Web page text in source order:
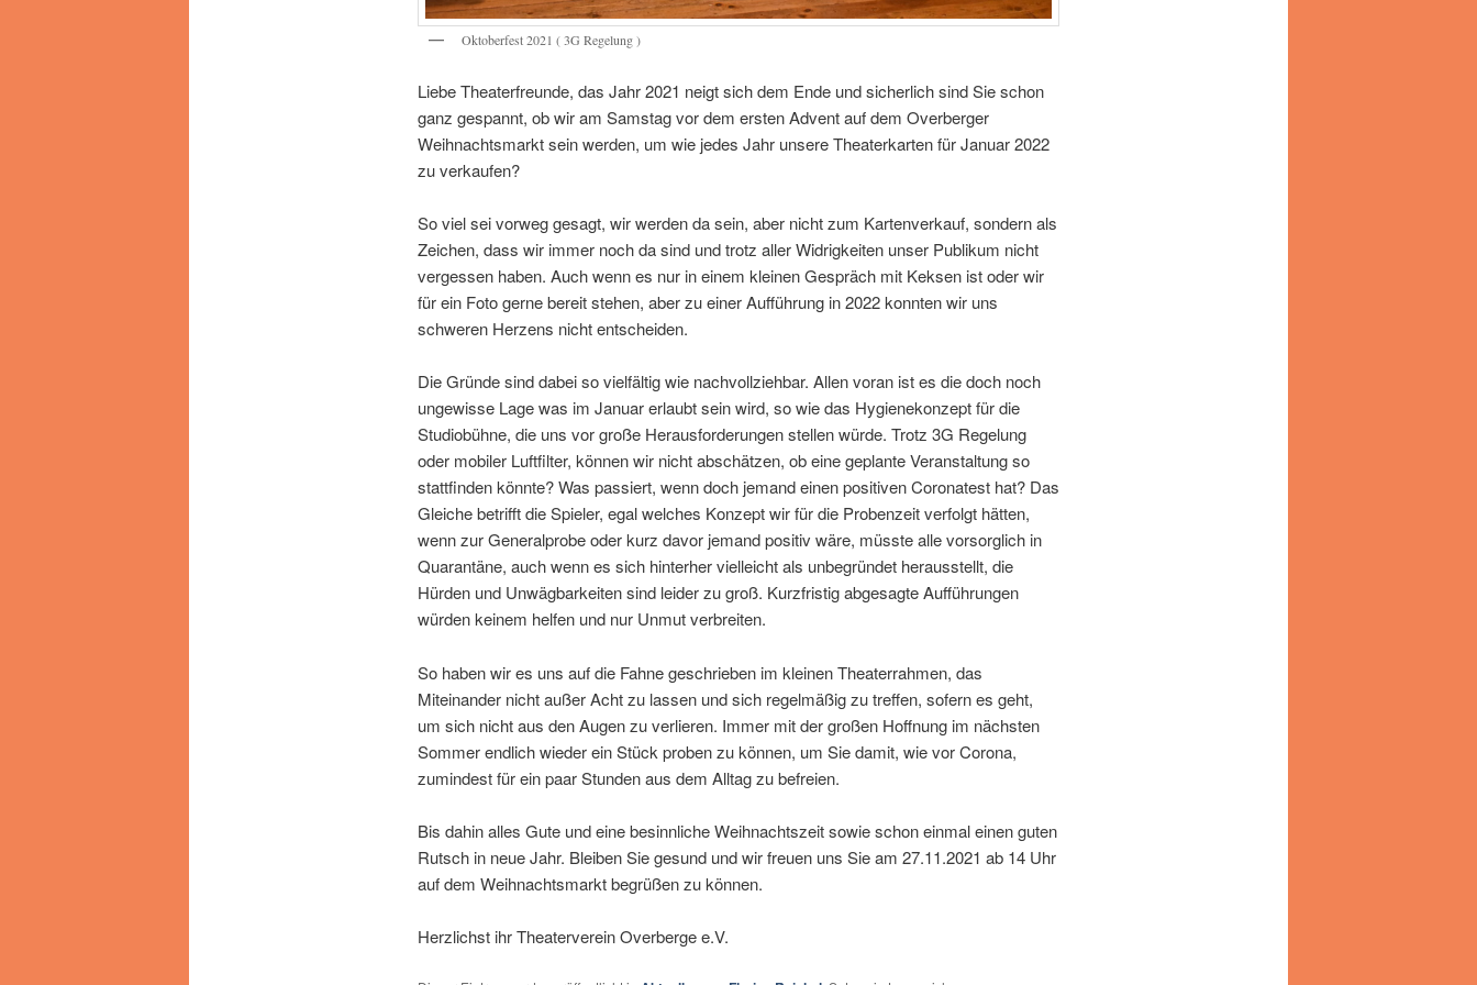
Oktoberfest 2021 ( 3G Regelung )
Liebe Theaterfreunde, das Jahr 2021 neigt sich dem Ende und sicherlich sind Sie schon
ganz gespannt, ob wir am Samstag vor dem ersten Advent auf dem Overberger
Weihnachtsmarkt sein werden, um wie jedes Jahr unsere Theaterkarten für Januar 2022
zu verkaufen?
So viel sei vorweg gesagt, wir werden da sein, aber nicht zum Kartenverkauf, sondern als
Zeichen, dass wir immer noch da sind und trotz aller Widrigkeiten unser Publikum nicht
vergessen haben. Auch wenn es nur in einem kleinen Gespräch mit Keksen ist oder wir
für ein Foto gerne bereit stehen, aber zu einer Aufführung in 2022 konnten wir uns
schweren Herzens nicht entscheiden.
Die Gründe sind dabei so vielfältig wie nachvollziehbar. Allen voran ist es die doch noch
ungewisse Lage was im Januar erlaubt sein wird, so wie das Hygienekonzept für die
Studiobühne, die uns vor große Herausforderungen stellen würde. Trotz 3G Regelung
oder mobiler Luftfilter, können wir nicht abschätzen, ob eine geplante Veranstaltung so
stattfinden könnte? Was passiert, wenn doch jemand einen positiven Coronatest hat? Das
Gleiche betrifft die Spieler, egal welches Konzept wir für die Probenzeit verfolgt hätten,
wenn zur Generalprobe oder kurz davor jemand positiv wäre, müsste alle vorsorglich in
Quarantäne, auch wenn es sich hinterher vielleicht als unbegründet herausstellt, die
Hürden und Unwägbarkeiten sind leider zu groß. Kurzfristig abgesagte Aufführungen
würden keinem helfen und nur Unmut verbreiten.
So haben wir es uns auf die Fahne geschrieben im kleinen Theaterrahmen, das
Miteinander nicht außer Acht zu lassen und sich regelmäßig zu treffen, sofern es geht,
um sich nicht aus den Augen zu verlieren. Immer mit der großen Hoffnung im nächsten
Sommer endlich wieder ein Stück proben zu können, um Sie damit, wie vor Corona,
zumindest für ein paar Stunden aus dem Alltag zu befreien.
Bis dahin alles Gute und eine besinnliche Weihnachtszeit sowie schon einmal einen guten
Rutsch in neue Jahr. Bleiben Sie gesund und wir freuen uns Sie am 27.11.2021 ab 14 Uhr
auf dem Weihnachtsmarkt begrüßen zu können.
Herzlichst ihr Theaterverein Overberge e.V.